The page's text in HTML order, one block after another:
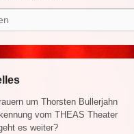
um Thorsten Bullerjahn
vom THEAS Theater
es weiter?